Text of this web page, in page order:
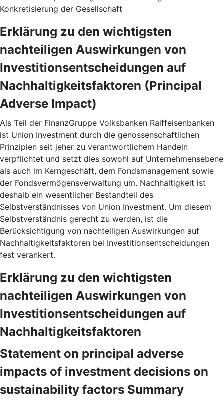
Konkretisierung der Gesellschaft
Erklärung zu den wichtigsten
nachteiligen Auswirkungen von
Investitionsentscheidungen auf
Nachhaltigkeitsfaktoren (Principal
Adverse Impact)
Als Teil der FinanzGruppe Volksbanken Raiffeisenbanken
ist Union Investment durch die genossenschaftlichen
Prinzipien seit jeher zu verantwortlichem Handeln
verpflichtet und setzt dies sowohl auf Unternehmensebene
als auch im Kerngeschäft, dem Fondsmanagement sowie
der Fondsvermögensverwaltung um. Nachhaltigkeit ist
deshalb ein wesentlicher Bestandteil des
Selbstverständnisses von Union Investment. Um diesem
Selbstverständnis gerecht zu werden, ist die
Berücksichtigung von nachteiligen Auswirkungen auf
Nachhaltigkeitsfaktoren bei Investitionsentscheidungen
fest verankert.
Erklärung zu den wichtigsten
nachteiligen Auswirkungen von
Investitionsentscheidungen auf
Nachhaltigkeitsfaktoren
Statement on principal adverse
impacts of investment decisions on
sustainability factors Summary